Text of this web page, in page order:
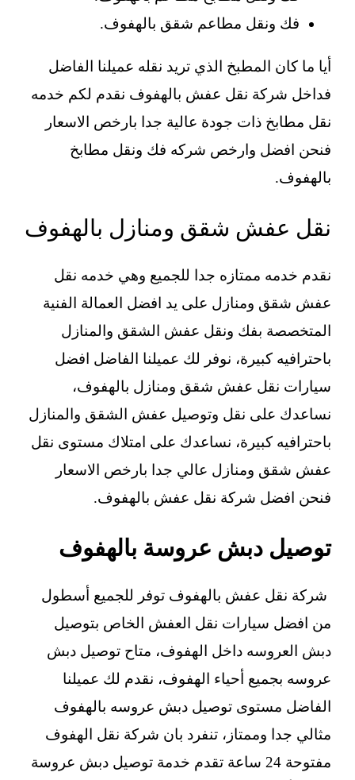
فك ونقل مطاعم شقق بالهفوف.
أيا ما كان المطبخ الذي تريد نقله عميلنا الفاضل
فداخل شركة نقل عفش بالهفوف نقدم لكم خدمه
نقل مطابخ ذات جودة عالية جدا بارخص الاسعار
فنحن افضل وارخص شركه فك ونقل مطابخ
بالهفوف.
نقل عفش شقق ومنازل بالهفوف
نقدم خدمه ممتازه جدا للجميع وهي خدمه نقل
عفش شقق ومنازل على يد افضل العمالة الفنية
المتخصصة بفك ونقل عفش الشقق والمنازل
باحترافيه كبيرة، نوفر لك عميلنا الفاضل افضل
سيارات نقل عفش شقق ومنازل بالهفوف،
نساعدك على نقل وتوصيل عفش الشقق والمنازل
باحترافيه كبيرة، نساعدك على امتلاك مستوى نقل
عفش شقق ومنازل عالي جدا بارخص الاسعار
فنحن افضل شركة نقل عفش بالهفوف.
توصيل دبش عروسة بالهفوف
شركة نقل عفش بالهفوف توفر للجميع أسطول
من افضل سيارات نقل العفش الخاص بتوصيل
دبش العروسه داخل الهفوف، متاح توصيل دبش
عروسه بجميع أحياء الهفوف، نقدم لك عميلنا
الفاضل مستوى توصيل دبش عروسه بالهفوف
مثالي جدا وممتاز، تنفرد بان شركة نقل الهفوف
مفتوحة 24 ساعة تقدم خدمة توصيل دبش عروسة